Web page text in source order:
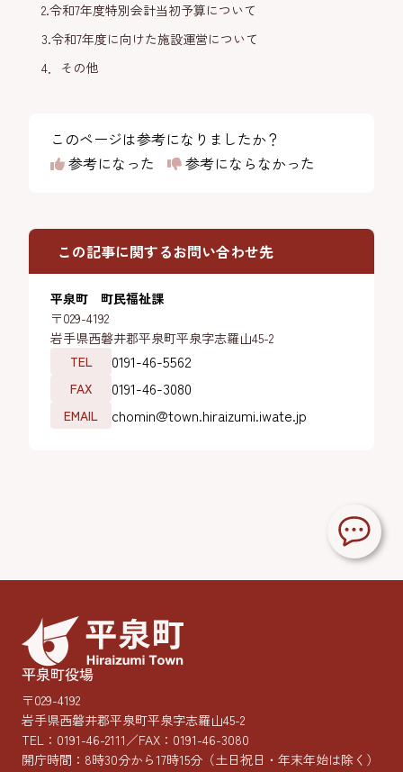
2.令和7年度特別会計当初予算について
3.令和7年度に向けた施設運営について
4．その他
このページは参考になりましたか？
参考になった
参考にならなかった
この記事に関するお問い合わせ先
平泉町 町民福祉課
〒029-4192
岩手県西磐井郡平泉町平泉字志羅山45-2
TEL
0191-46-5562
FAX 0191-46-3080
EMAIL chomin@town.hiraizumi.iwate.jp
平泉町役場
〒029-4192
岩手県西磐井郡平泉町平泉字志羅山45-2
TEL： 0191-46-2111／FAX：0191-46-3080
開庁時間：8時30分から17時15分 （土日祝日・年末年始は除く）